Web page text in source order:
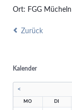
Ort: FGG Mücheln
Zurück
Kalender
<
MO DI